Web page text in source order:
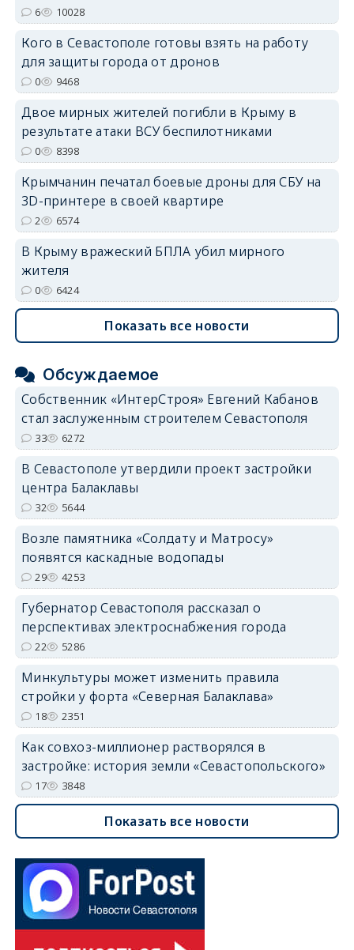
6 10028
Кого в Севастополе готовы взять на работу
для защиты города от дронов
0 9468
Двое мирных жителей погибли в Крыму в
результате атаки ВСУ беспилотниками
0 8398
Крымчанин печатал боевые дроны для СБУ на
3D-принтере в своей квартире
2 6574
В Крыму вражеский БПЛА убил мирного
жителя
0 6424
Показать все новости
Обсуждаемое
Собственник «ИнтерСтроя» Евгений Кабанов
стал заслуженным строителем Севастополя
33 6272
В Севастополе утвердили проект застройки
центра Балаклавы
32 5644
Возле памятника «Солдату и Матросу»
появятся каскадные водопады
29 4253
Губернатор Севастополя рассказал о
перспективах электроснабжения города
22 5286
Минкультуры может изменить правила
стройки у форта «Северная Балаклава»
18 2351
Как совхоз-миллионер растворялся в
застройке: история земли «Севастопольского»
17 3848
Показать все новости